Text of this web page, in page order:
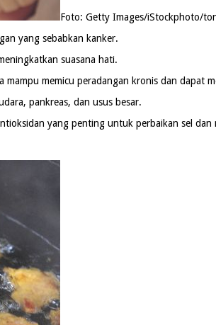
Foto: Getty Images/iStockphoto/
yang sebabkan kanker.
suasana hati.
memicu peradangan kronis dan dapat
pankreas, dan usus besar.
yang penting untuk perbaikan sel